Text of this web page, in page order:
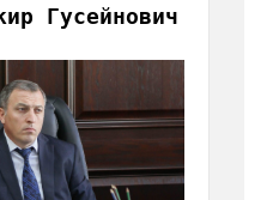
Гусейнович